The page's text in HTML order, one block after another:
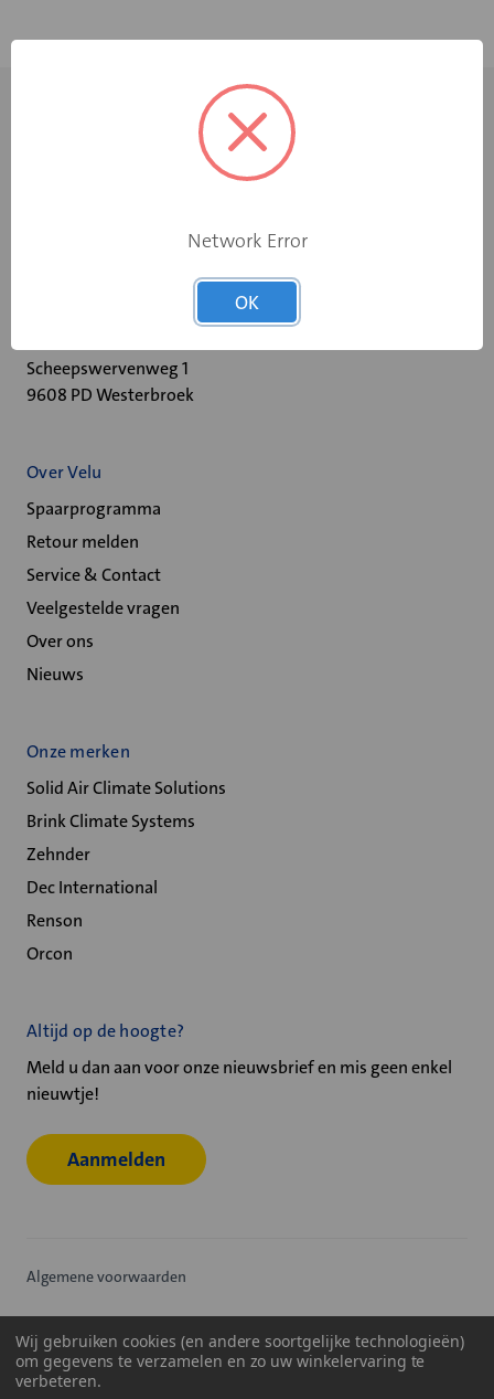
Scheepswervenweg 1
9608 PD Westerbroek
Over Velu
Spaarprogramma
Retour melden
Service & Contact
Veelgestelde vragen
Over ons
Nieuws
Onze merken
Solid Air Climate Solutions
Brink Climate Systems
Zehnder
Dec International
Renson
Orcon
Altijd op de hoogte?
Meld u dan aan voor onze nieuwsbrief en mis geen enkel
nieuwtje!
Aanmelden
Algemene voorwaarden
Cookiebeleid
Wij gebruiken cookies (en andere soortgelijke technologieën)
om gegevens te verzamelen en zo uw winkelervaring te
verbeteren.
Network Error
OK